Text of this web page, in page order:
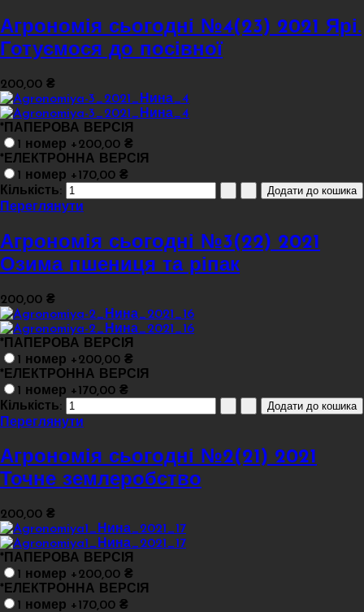
Агрономія сьогодні №4(23) 2021 Ярі.
Готуємося до посівної
200,00 ₴
* ПАПЕРОВА ВЕРСІЯ
1 номер +200,00 ₴
* ЕЛЕКТРОННА ВЕРСІЯ
1 номер +170,00 ₴
Кількість:
Переглянути
Агрономія сьогодні №3(22) 2021
Озима пшениця та ріпак
200,00 ₴
* ПАПЕРОВА ВЕРСІЯ
1 номер +200,00 ₴
* ЕЛЕКТРОННА ВЕРСІЯ
1 номер +170,00 ₴
Кількість:
Переглянути
Агрономія сьогодні №2(21) 2021
Точне землеробство
200,00 ₴
*ПАПЕРОВА ВЕРСІЯ
1 номер +200,00 ₴
*ЕЛЕКТРОННА ВЕРСІЯ
1 номер +170,00 ₴